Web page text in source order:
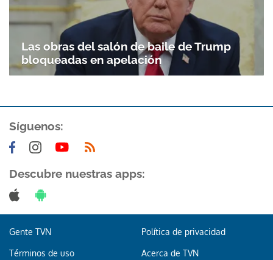
Las obras del salón de baile de Trump
bloqueadas en apelación
Síguenos:
Descubre nuestras apps:
Gente TVN Política de privacidad
Términos de uso Acerca de TVN